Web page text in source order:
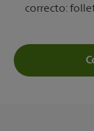
correcto: